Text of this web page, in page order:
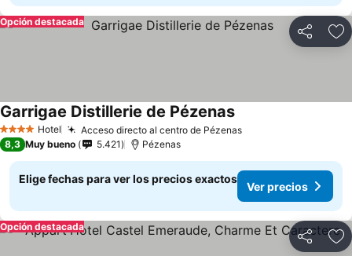
Compartir
Opción destacada
4 EstrellasHotel Acceso directo al centro de Pézenas
Garrigae Distillerie de Pézenas
8,3 Muy bueno 5.421 Pézenas
Elige fechas para ver los precios exactos
Ver precios
Compartir
Opción destacada